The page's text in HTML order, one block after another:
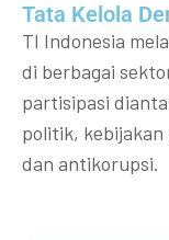
Tata Kelola
TI Indonesia
di berbagai
partisipasi
politik,
dan antikorupsi.